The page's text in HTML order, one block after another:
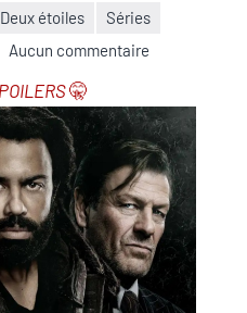
Deux étoiles
Séries
Aucun commentaire